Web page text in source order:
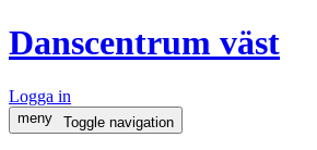
Danscentrum väst
Logga in
meny Toggle navigation